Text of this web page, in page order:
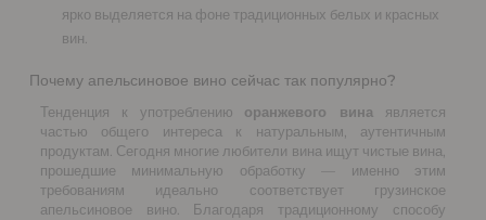
ярко выделяется на фоне традиционных белых и красных
вин.
Почему апельсиновое вино сейчас так популярно?
Тенденция к употреблению оранжевого вина является
частью общего интереса к натуральным, аутентичным
продуктам. Сегодня многие любители вина ищут чистые вина,
прошедшие минимальную обработку — именно этим
требованиям идеально соответствует грузинское
апельсиновое вино. Благодаря традиционному способу